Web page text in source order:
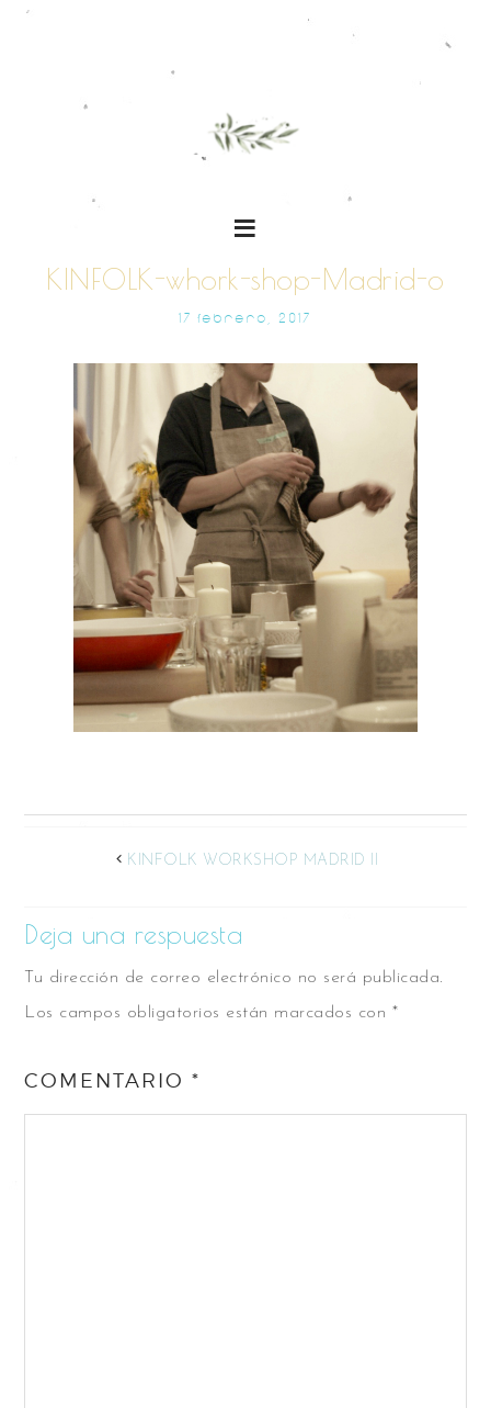
KINFOLK-whork-shop-Madrid-o
17 FEBRERO, 2017
KINFOLK WORKSHOP MADRID II
Deja una respuesta
Tu dirección de correo electrónico no será publicada.
Los campos obligatorios están marcados con *
COMENTARIO*